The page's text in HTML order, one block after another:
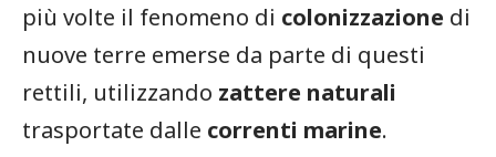
più volte il fenomeno di colonizzazione di
nuove terre emerse da parte di questi
rettili, utilizzando zattere naturali
trasportate dalle correnti marine.